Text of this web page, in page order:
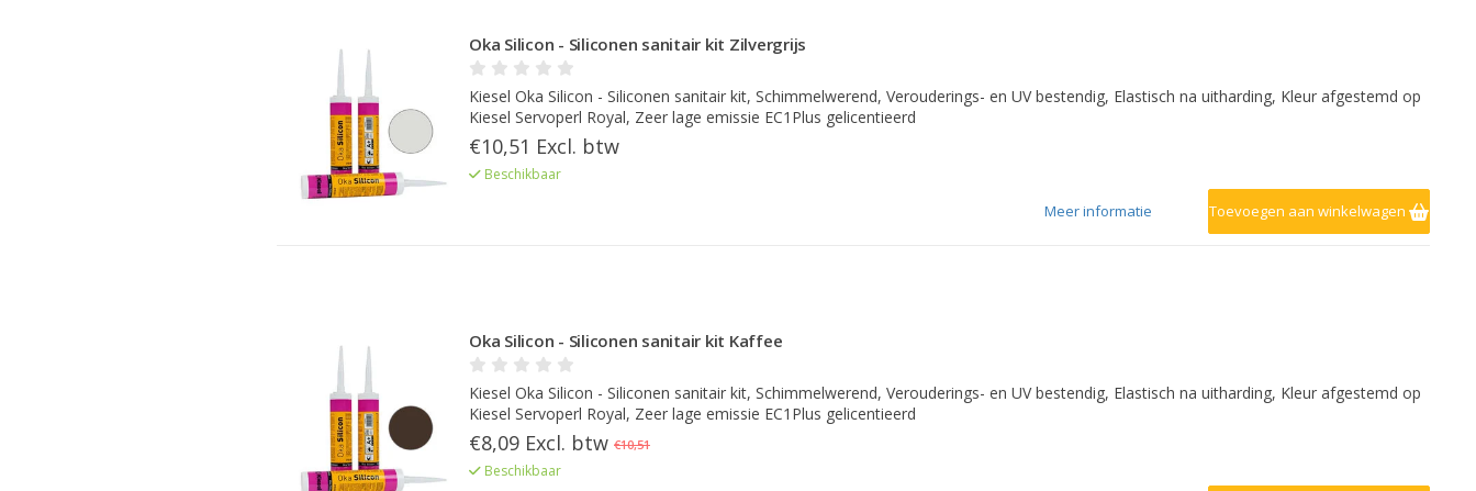
Oka Silicon - Siliconen sanitair kit Zilvergrijs
Kiesel Oka Silicon - Siliconen sanitair kit, Schimmelwerend, Verouderings- en UV bestendig, Elastisch na uitharding, Kleur afgestemd op
Kiesel Servoperl Royal, Zeer lage emissie EC1Plus gelicentieerd
€10,51 Excl. btw
Beschikbaar
Toevoegen aan winkelwagen
Meer informatie
Oka Silicon - Siliconen sanitair kit Kaffee
Kiesel Oka Silicon - Siliconen sanitair kit, Schimmelwerend, Verouderings- en UV bestendig, Elastisch na uitharding, Kleur afgestemd op
Kiesel Servoperl Royal, Zeer lage emissie EC1Plus gelicentieerd
€8,09 Excl. btw €10,51
Beschikbaar